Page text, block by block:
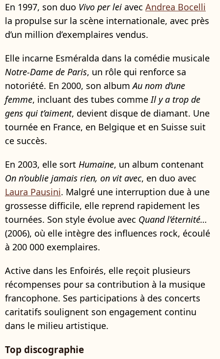
En 1997, son duo Vivo per lei avec Andrea Bocelli
la propulse sur la scène internationale, avec près
d’un million d’exemplaires vendus.
Elle incarne Esméralda dans la comédie musicale
Notre-Dame de Paris, un rôle qui renforce sa
notoriété. En 2000, son albumAu nom d’une
femme, incluant des tubes commeIl y a trop de
gens qui t’aiment, devient disque de diamant. Une
tournée en France, en Belgique et en Suisse suit
ce succès.
En 2003, elle sort Humaine, un album contenant
On n’oublie jamais rien, on vit avec, en duo avec
Laura Pausini. Malgré une interruption due à une
grossesse difficile, elle reprend rapidement les
tournées. Son style évolue avec Quand l’éternité…
(2006), où elle intègre des influences rock, écoulé
à 200 000 exemplaires.
Active dans les Enfoirés, elle reçoit plusieurs
récompenses pour sa contribution à la musique
francophone. Ses participations à des concerts
caritatifs soulignent son engagement continu
dans le milieu artistique.
Top discographie